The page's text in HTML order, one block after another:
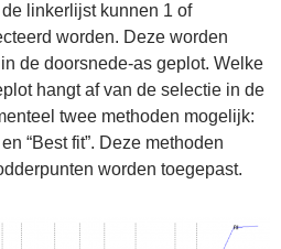
linkerlijst kunnen 1 of
worden. Deze worden
de doorsnede-as geplot. Welke
hangt af van de selectie in de
twee methoden mogelijk:
“Best fit”. Deze methoden
worden toegepast.